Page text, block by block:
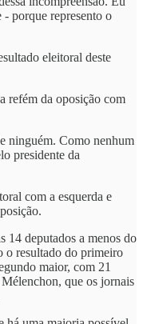
- porque represento o
eleitoral deste
refém da oposição com
ninguém. Como nenhum
presidente da
com a esquerda e
14 deputados a menos do
o resultado do primeiro
maior, com 21
que os jornais